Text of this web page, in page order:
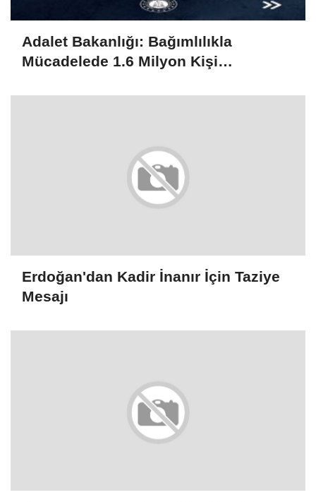
Adalet Bakanlığı: Bağımlılıkla
Mücadelede 1.6 Milyon Kişi
Erdoğan'dan Kadir İnanır İçin Taziye
Mesajı